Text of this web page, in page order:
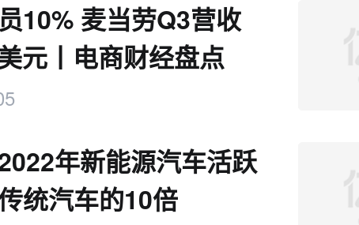
10% 麦当劳Q3营收
元丨电商财经盘点
年新能源汽车活跃
统汽车的10倍